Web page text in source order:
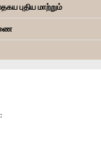
புதிய மாற்றும்